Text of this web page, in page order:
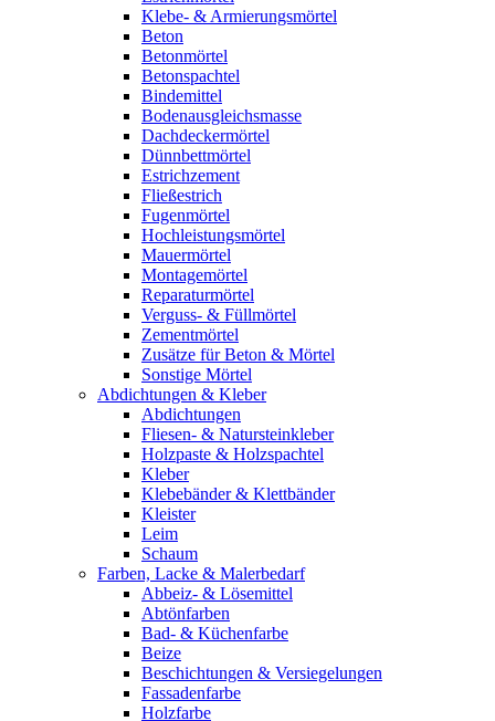
Klebe- & Armierungsmörtel
Beton
Betonmörtel
Betonspachtel
Bindemittel
Bodenausgleichsmasse
Dachdeckermörtel
Dünnbettmörtel
Estrichzement
Fließestrich
Fugenmörtel
Hochleistungsmörtel
Mauermörtel
Montagemörtel
Reparaturmörtel
Verguss- & Füllmörtel
Zementmörtel
Zusätze für Beton & Mörtel
Sonstige Mörtel
Abdichtungen & Kleber
Abdichtungen
Fliesen- & Natursteinkleber
Holzpaste & Holzspachtel
Kleber
Klebebänder & Klettbänder
Kleister
Leim
Schaum
Farben, Lacke & Malerbedarf
Abbeiz- & Lösemittel
Abtönfarben
Bad- & Küchenfarbe
Beize
Beschichtungen & Versiegelungen
Fassadenfarbe
Holzfarbe